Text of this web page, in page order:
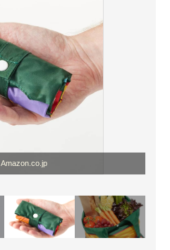
Amazon.co.jp